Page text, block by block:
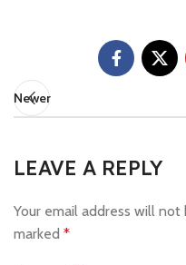
Newer
LEAVE A REPLY
Your email address will not
marked *